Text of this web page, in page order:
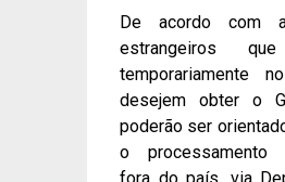
De acordo com
estrangeiros
temporariamente
desejem obter o
poderão ser
o processamento